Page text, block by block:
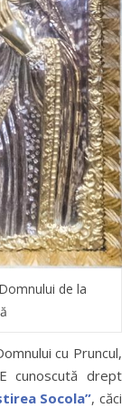
de la
cunoscută drept
Socola”, căci